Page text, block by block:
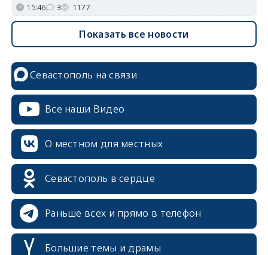
15:46 3 1177
Показать все новости
Севастополь на связи
Все наши Видео
О местном для местных
Севастополь в сердце
Раньше всех и прямо в телефон
Большие темы и драмы